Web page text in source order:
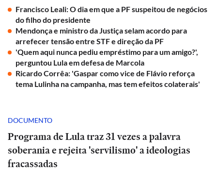
Francisco Leali: O dia em que a PF suspeitou de negócios
do filho do presidente
Mendonça e ministro da Justiça selam acordo para
arrefecer tensão entre STF e direção da PF
'Quem aqui nunca pediu empréstimo para um amigo?',
perguntou Lula em defesa de Marcola
Ricardo Corrêa: 'Gaspar como vice de Flávio reforça
tema Lulinha na campanha, mas tem efeitos colaterais'
DOCUMENTO
Programa de Lula traz 31 vezes a palavra
soberania e rejeita 'servilismo' a ideologias
fracassadas